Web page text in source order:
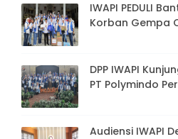
IWAPI PEDULI
Korban Gempa
DPP IWAPI
PT Polymindo
Audiensi IWAPI